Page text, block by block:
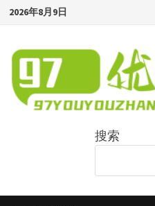
Skip
content
2026年8月9日
搜索